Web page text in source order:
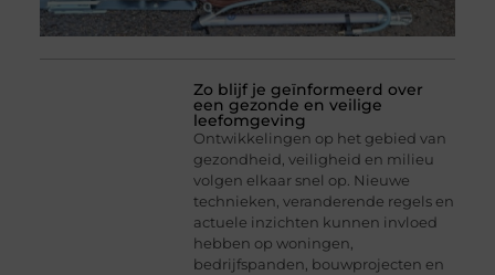
Zo blijf je geïnformeerd over
een gezonde en veilige
leefomgeving
Ontwikkelingen op het gebied van
gezondheid, veiligheid en milieu
volgen elkaar snel op. Nieuwe
technieken, veranderende regels en
actuele inzichten kunnen invloed
hebben op woningen,
bedrijfspanden, bouwprojecten en